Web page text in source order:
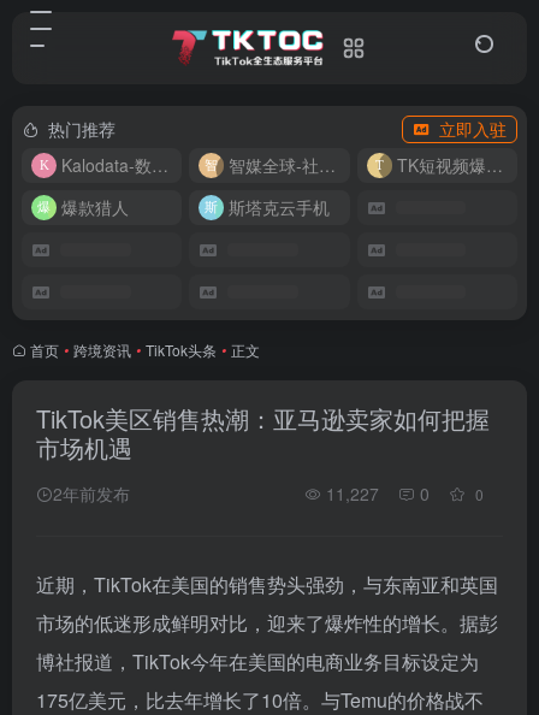
热门推荐
立即入驻
Kalodata-数据分析平台
智媒全球-社媒管理平台
TK短视频爆款复刻
爆款猎人
斯塔克云手机
首页 • 跨境资讯 • TikTok头条 • 正文
TikTok美区销售热潮：亚马逊卖家如何把握
市场机遇
2年前发布 11,227 0 0
近期，TikTok在美国的销售势头强劲，与东南亚和英国
市场的低迷形成鲜明对比，迎来了爆炸性的增长。据彭
博社报道，TikTok今年在美国的电商业务目标设定为
175亿美元，比去年增长了10倍。与Temu的价格战不